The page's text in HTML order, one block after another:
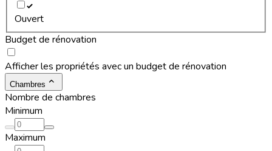
Ouvert
Budget de rénovation
Afficher les propriétés avec un budget de rénovation
Chambres
Nombre de chambres
Minimum
Maximum